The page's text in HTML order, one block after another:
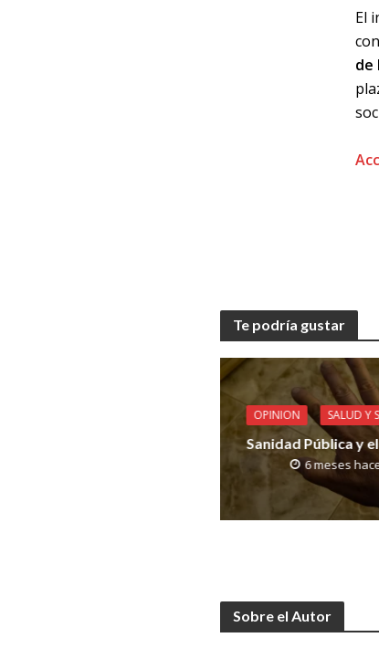
El
de
Te podría gustar
OPINION SALUD Y
Sanidad Pública y
6 meses
Sobre el Autor